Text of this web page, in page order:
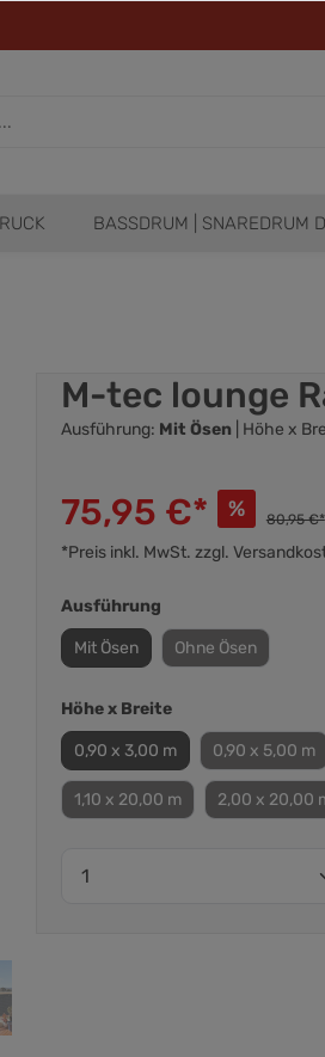
BASSDRUM | SNAREDRUM
M-tec lounge
Ausführung: Mit Ösen | Höhe x
75,95 €* % 80,95 €*
*Preis inkl. MwSt. zzgl.
Ausführung
Mit Ösen Ohne Ösen
Höhe x Breite
0,90 x 3,00 m 0,90 x 5,00 m
1,10 x 20,00 m 2,00 x 20,00